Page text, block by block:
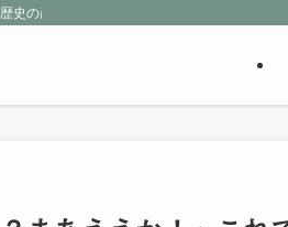
の産物に包まれる魅惑の世界を探求しよ